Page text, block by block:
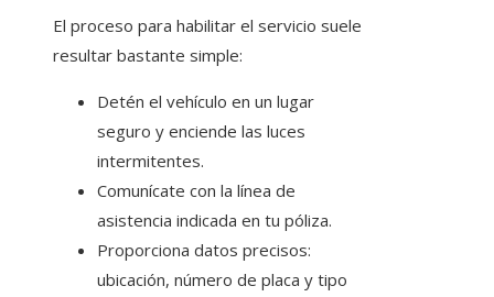
El proceso para habilitar el servicio suele
resultar bastante simple:
Detén el vehículo en un lugar
seguro y enciende las luces
intermitentes.
Comunícate con la línea de
asistencia indicada en tu póliza.
Proporciona datos precisos:
ubicación, número de placa y tipo